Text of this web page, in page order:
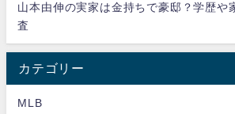
山本由伸の実家は金持ちで豪邸？学歴や
査
カテゴリー
MLB